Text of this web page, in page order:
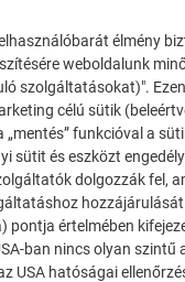
élmény
weboldalunk
szolgáltatásokat)".
célú sütik
funkcióval a
sütit és eszközt
dolgozzák fel,
pontja értelmében
ban nincs olyan szintű
USA hatóságai